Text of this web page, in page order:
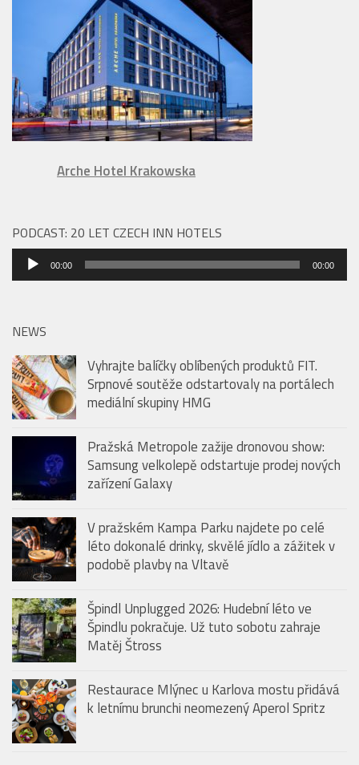
Arche Hotel Krakowska
PODCAST: 20 LET CZECH INN HOTELS
Audio
přehrávač
00:00 00:00
NEWS
Vyhrajte balíčky oblíbených produktů FIT.
Srpnové soutěže odstartovaly na portálech
mediální skupiny HMG
Pražská Metropole zažije dronovou show:
Samsung velkolepě odstartuje prodej nových
zařízení Galaxy
V pražském Kampa Parku najdete po celé
léto dokonalé drinky, skvělé jídlo a zážitek v
podobě plavby na Vltavě
Špindl Unplugged 2026: Hudební léto ve
Špindlu pokračuje. Už tuto sobotu zahraje
Matěj Štross
Restaurace Mlýnec u Karlova mostu přidává
k letnímu brunchi neomezený Aperol Spritz